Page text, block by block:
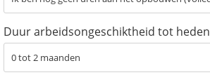
Duur arbeidsongeschiktheid tot heden